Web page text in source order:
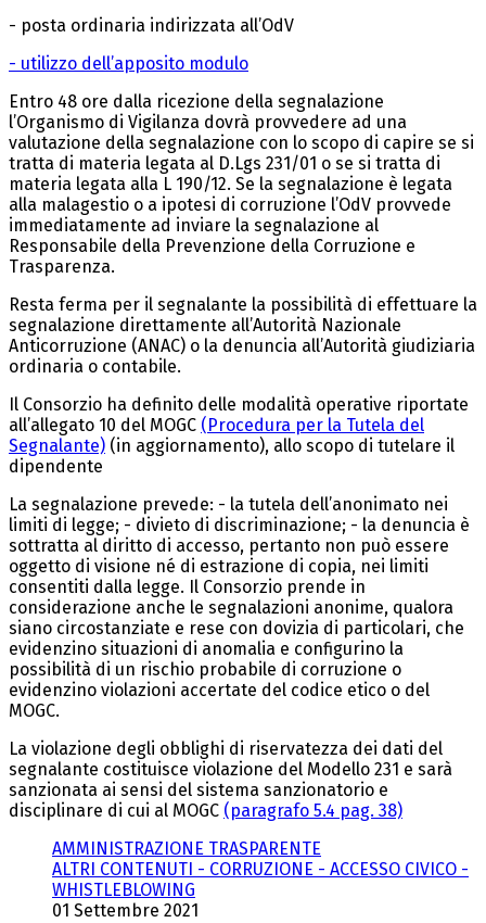
- posta ordinaria indirizzata all’OdV
- utilizzo dell’apposito modulo
Entro 48 ore dalla ricezione della segnalazione
l’Organismo di Vigilanza dovrà provvedere ad una
valutazione della segnalazione con lo scopo di capire se si
tratta di materia legata al D.Lgs 231/01 o se si tratta di
materia legata alla L 190/12. Se la segnalazione è legata
alla malagestio o a ipotesi di corruzione l’OdV provvede
immediatamente ad inviare la segnalazione al
Responsabile della Prevenzione della Corruzione e
Trasparenza.
Resta ferma per il segnalante la possibilità di effettuare la
segnalazione direttamente all’Autorità Nazionale
Anticorruzione (ANAC) o la denuncia all’Autorità giudiziaria
ordinaria o contabile.
Il Consorzio ha definito delle modalità operative riportate
all’allegato 10 del MOGC (Procedura per la Tutela del
Segnalante) (in aggiornamento), allo scopo di tutelare il
dipendente
La segnalazione prevede: - la tutela dell’anonimato nei
limiti di legge; - divieto di discriminazione; - la denuncia è
sottratta al diritto di accesso, pertanto non può essere
oggetto di visione né di estrazione di copia, nei limiti
consentiti dalla legge. Il Consorzio prende in
considerazione anche le segnalazioni anonime, qualora
siano circostanziate e rese con dovizia di particolari, che
evidenzino situazioni di anomalia e configurino la
possibilità di un rischio probabile di corruzione o
evidenzino violazioni accertate del codice etico o del
MOGC.
La violazione degli obblighi di riservatezza dei dati del
segnalante costituisce violazione del Modello 231 e sarà
sanzionata ai sensi del sistema sanzionatorio e
disciplinare di cui al MOGC (paragrafo 5.4 pag. 38)
AMMINISTRAZIONE TRASPARENTE
ALTRI CONTENUTI - CORRUZIONE - ACCESSO CIVICO -
WHISTLEBLOWING
01 Settembre 2021